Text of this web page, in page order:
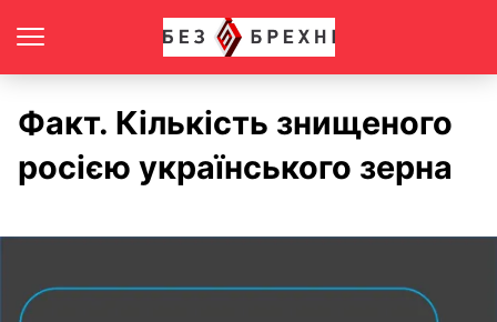
Факт. Кількість знищеного
росією українського зерна